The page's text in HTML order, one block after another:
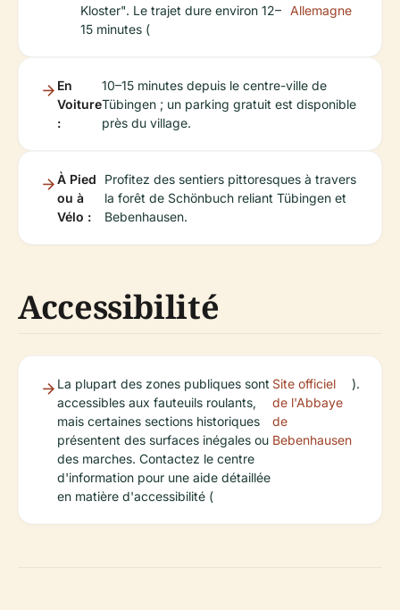
Kloster". Le trajet dure environ 12–
15 minutes (
Allemagne
En
Voiture
:
10–15 minutes depuis le centre-ville de
Tübingen ; un parking gratuit est disponible
près du village.
À Pied
ou à
Vélo :
Profitez des sentiers pittoresques à travers
la forêt de Schönbuch reliant Tübingen et
Bebenhausen.
Accessibilité
La plupart des zones publiques sont
accessibles aux fauteuils roulants,
mais certaines sections historiques
présentent des surfaces inégales ou
des marches. Contactez le centre
d'information pour une aide détaillée
en matière d'accessibilité (
Site officiel
de l'Abbaye
de
Bebenhausen
).